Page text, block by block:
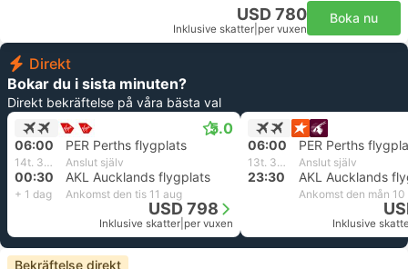
USD 780
Inklusive skatter per vuxen
Boka nu
Direkt
Bokar du i sista minuten?
Direkt bekräftelse på våra bästa val
5.0
06:00 PER Perths flygplats
14t. 30m Anslut själv
00:30 AKL Aucklands flygplats
+ 1 dag Ankomst den tis 11 aug
USD 798
Inklusive skatter per vuxen
06:00 PER Perths
13t. 30m Anslut själv
23:30 AKL Aucklands
Ankomst den mån 10
Inklusive
Bekräftelse direkt